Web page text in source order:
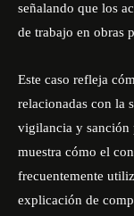
señalando que los
de trabajo en obras
Este caso refleja
relacionadas con la
vigilancia y sanción
muestra cómo el
frecuentemente
explicación de